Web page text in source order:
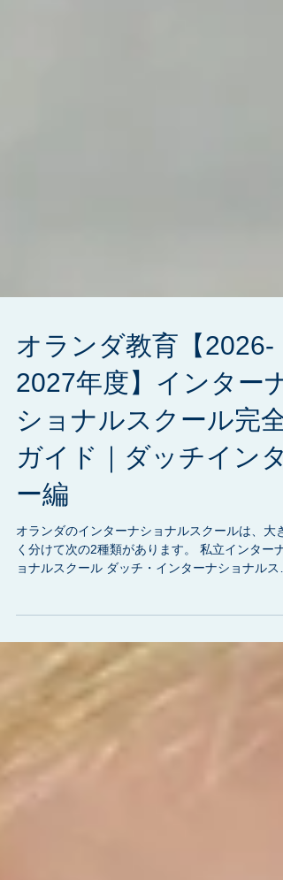
オランダ教育【2026-
2027年度】インターナ
ショナルスクール完全
ガイド｜ダッチインタ
ー編
オランダのインターナショナルスクールは、大き
くなったため、 公立インターナショナルスクー
をまとめました。